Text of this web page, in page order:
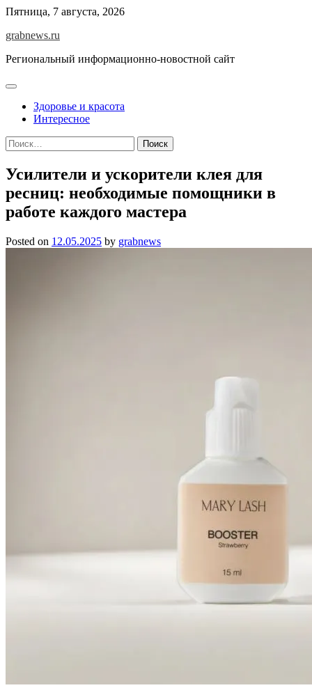
Skip
content
Пятница, 7 августа, 2026
grabnews.ru
Региональный информационно-новостной сайт
Здоровье и красота
Интересное
Найти:
Усилители и ускорители клея для
ресниц: необходимые помощники в
работе каждого мастера
Posted on 12.05.2025 by grabnews